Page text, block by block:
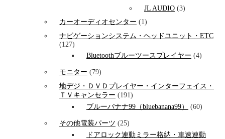
JL AUDIO (3)
カーオーディオセンター (1)
ナビゲーションシステム・ヘッドユニット・ETC
(127)
Bluetoothブルーツースプレイヤー (4)
モニター (79)
地デジ・ＤＶＤプレイヤー・インターフェイス・
ＴＶキャンセラー (191)
ブルーバナナ99（bluebanana99）
(60)
その他電装パーツ (25)
ドアロック連動ミラー格納・車速連動